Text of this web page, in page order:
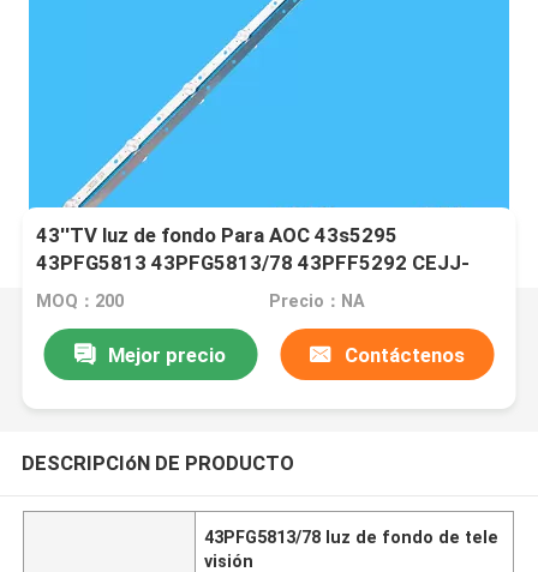
43''TV luz de fondo Para AOC 43s5295
43PFG5813 43PFG5813/78 43PFF5292 CEJJ-
LB430Z-9S1P-M3030-D-1 43PFF3282
MOQ：200 Precio：NA
Mejor precio Contáctenos
DESCRIPCIóN DE PRODUCTO
43PFG5813/78 luz de fondo de tele
visión